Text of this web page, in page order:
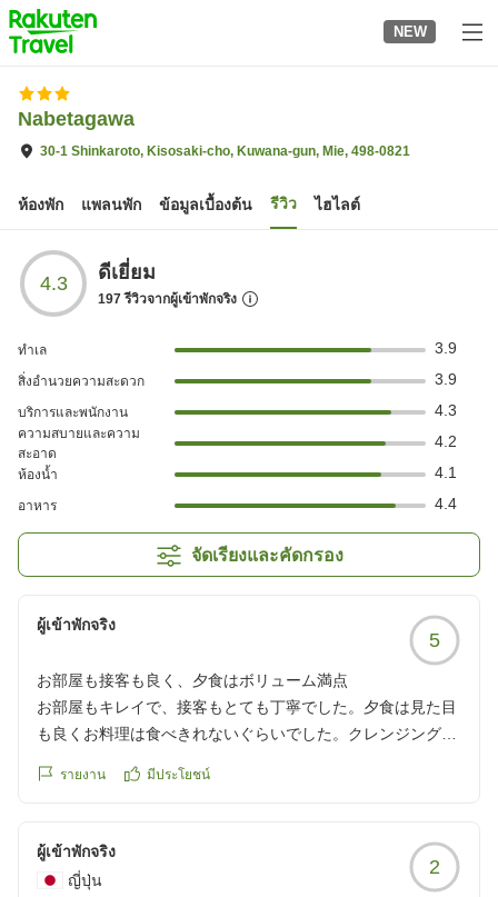
to
top
page
NEW
Nabetagawa
30-1 Shinkaroto, Kisosaki-cho, Kuwana-gun, Mie, 498-0821
ห้องพัก แพลนพัก ข้อมูลเบื้องต้น รีวิว ไฮไลต์
4.3 ดีเยี่ยม
197รีวิวจากผู้เข้าพักจริง
ทำเล 3.9
สิ่งอำนวยความสะดวก 3.9
บริการและพนักงาน 4.3
ความสบายและความ
สะอาด
4.2
ห้องน้ำ 4.1
อาหาร 4.4
จัดเรียงและคัดกรอง
ผู้เข้าพักจริง
5
お部屋も接客も良く、夕食はボリューム満点
お部屋もキレイで、接客もとても丁寧でした。夕食は見た目
も良くお料理は食べきれないぐらいでした。クレンジングは
思います。
https://review.travel.rakuten.co.jp/hotel/voice/28516?
reviewId=33123478614106
รายงาน มีประโยชน์
ผู้เข้าพักจริง
ญี่ปุ่น
2